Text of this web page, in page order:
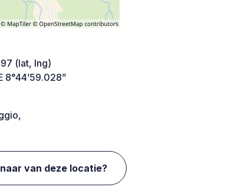
(lat, lng)
8°44’59.028”
van deze locatie?